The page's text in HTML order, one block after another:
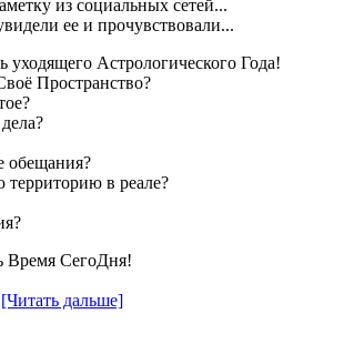
из социальных сетей...
ее и прочувствовали...
Астрологического Года!
Пространство?
обещания?
в реале?
Время СегоДня!
[Читать дальше]